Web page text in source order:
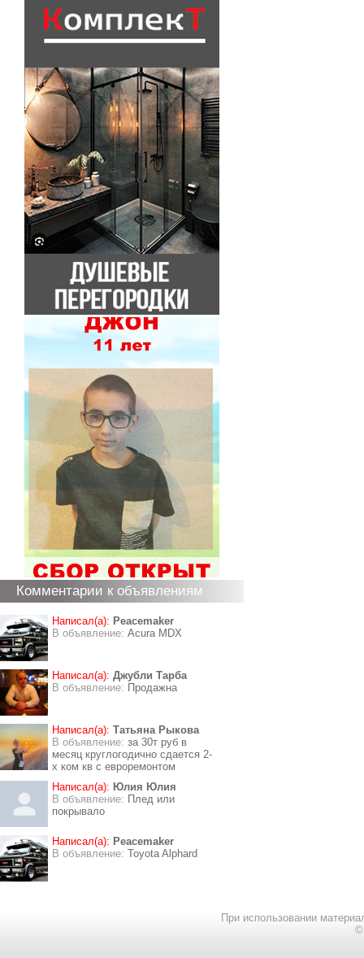
Комментарии к объявлениям
Написал(а): Peacemaker
В объявление: Acura MDX
Написал(а): Джубли Тарба
В объявление: Продажна
Написал(а): Татьяна Рыкова
В объявление: за 30т руб в
месяц круглогодично сдается 2-
х ком кв с евроремонтом
Написал(а): Юлия Юлия
В объявление: Плед или
покрывало
Написал(а): Peacemaker
В объявление: Toyota Alphard
При использовании